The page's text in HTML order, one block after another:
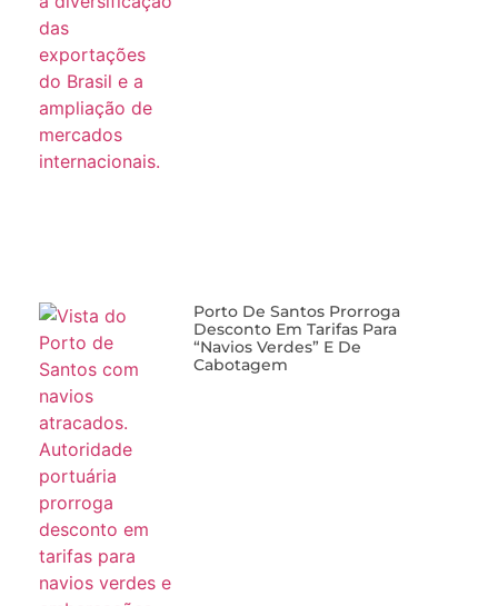
Porto De Santos Prorroga
Desconto Em Tarifas Para
“navios Verdes” E De
Cabotagem